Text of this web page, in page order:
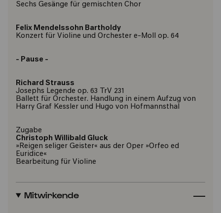
Sechs Gesänge für gemischten Chor
Felix Mendelssohn Bartholdy
Konzert für Violine und Orchester e-Moll op. 64
- Pause -
Richard Strauss
Josephs Legende op. 63 TrV 231
Ballett für Orchester. Handlung in einem Aufzug von
Harry Graf Kessler und Hugo von Hofmannsthal
Zugabe
Christoph Willibald Gluck
»Reigen seliger Geister« aus der Oper »Orfeo ed
Euridice«
Bearbeitung für Violine
Mitwirkende